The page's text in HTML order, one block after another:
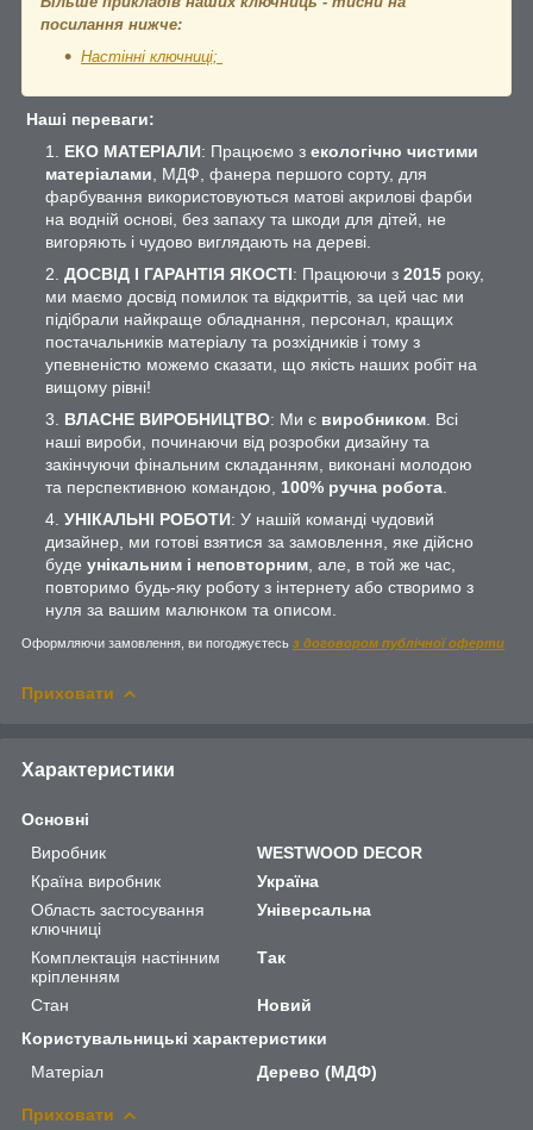
посилання нижче:
Настінні ключниці;
Наші переваги:
ЕКО МАТЕРІАЛИ: Працюємо з екологічно чистими
матеріалами , МДФ, фанера першого сорту, для
фарбування використовуються матові акрилові фарби
на водній основі, без запаху та шкоди для дітей, не
вигоряють і чудово виглядають на дереві.
ДОСВІД І ГАРАНТІЯ ЯКОСТІ: Працюючи з 2015 року,
ми маємо досвід помилок та відкриттів, за цей час ми
підібрали найкраще обладнання, персонал, кращих
постачальників матеріалу та розхідників і тому з
упевненістю можемо сказати, що якість наших робіт на
вищому рівні!
ВЛАСНЕ ВИРОБНИЦТВО: Ми є виробником . Всі
наші вироби, починаючи від розробки дизайну та
закінчуючи фінальним складанням, виконані молодою
та перспективною командою, 100% ручна робота
УНІКАЛЬНІ РОБОТИ: У нашій команді чудовий
дизайнер, ми готові взятися за замовлення, яке дійсно
буде унікальним і неповторним , але, в той же час,
повторимо будь-яку роботу з інтернету або створимо з
нуля за вашим малюнком та описом.
Оформляючи замовлення, ви погоджуєтесь з договором публічної оферти
Приховати
Характеристики
Основні
Виробник
WESTWOOD DECOR
Країна виробник
Україна
Область застосування
ключниці
Універсальна
Комплектація настінним
кріпленням
Так
Стан
Новий
Користувальницькі характеристики
Матеріал
Дерево (МДФ)
Приховати